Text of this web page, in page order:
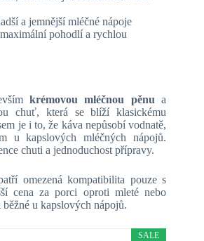
a jemnější mléčné nápoje
pohodlí a rychlou
krémovou mléčnou pěnu a
chuť, která se blíží klasickému
je i to, že káva nepůsobí vodnatě,
u kapslových mléčných nápojů.
chuti a jednoduchost přípravy.
omezená kompatibilita pouze s
cena za porci oproti mleté nebo
u kapslových nápojů.
SALE